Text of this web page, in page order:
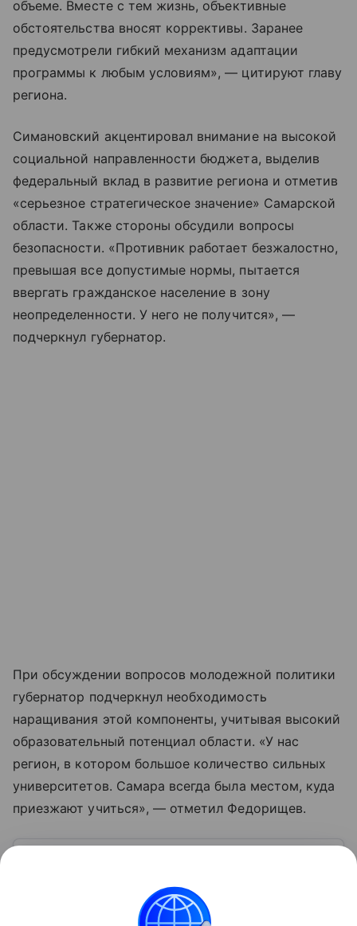
объеме. Вместе с тем жизнь, объективные
обстоятельства вносят коррективы. Заранее
предусмотрели гибкий механизм адаптации
программы к любым условиям», — цитируют главу
региона.
Симановский акцентировал внимание на высокой
социальной направленности бюджета, выделив
федеральный вклад в развитие региона и отметив
«серьезное стратегическое значение» Самарской
области. Также стороны обсудили вопросы
безопасности. «Противник работает безжалостно,
превышая все допустимые нормы, пытается
ввергать гражданское население в зону
неопределенности. У него не получится», —
подчеркнул губернатор.
При обсуждении вопросов молодежной политики
губернатор подчеркнул необходимость
наращивания этой компоненты, учитывая высокий
образовательный потенциал области. «У нас
регион, в котором большое количество сильных
университетов. Самара всегда была местом, куда
приезжают учиться», — отметил Федорищев.
Российский государственный деятель и экономист
нового поколения, осенью 2024 года Вячеслав